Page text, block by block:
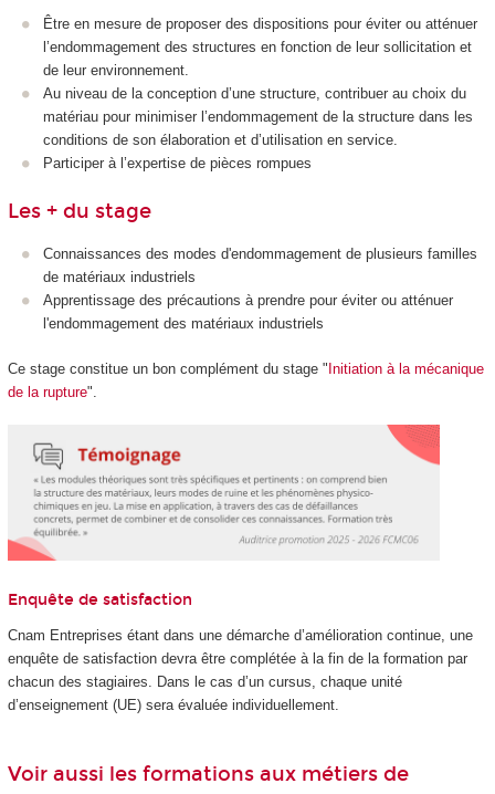
Être en mesure de proposer des dispositions pour éviter ou atténuer
l’endommagement des structures en fonction de leur sollicitation et
de leur environnement.
Au niveau de la conception d’une structure, contribuer au choix du
matériau pour minimiser l’endommagement de la structure dans les
conditions de son élaboration et d’utilisation en service.
Participer à l’expertise de pièces rompues
Les + du stage
Connaissances des modes d'endommagement de plusieurs familles
de matériaux industriels
Apprentissage des précautions à prendre pour éviter ou atténuer
l'endommagement des matériaux industriels
Ce stage constitue un bon complément du stage "Initiation à la mécanique
de la rupture".
Enquête de satisfaction
Cnam Entreprises étant dans une démarche d’amélioration continue, une
enquête de satisfaction devra être complétée à la fin de la formation par
chacun des stagiaires. Dans le cas d’un cursus, chaque unité
d’enseignement (UE) sera évaluée individuellement.
Voir aussi les formations aux métiers de